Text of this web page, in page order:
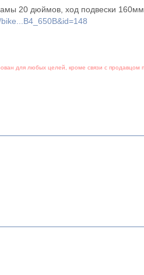
20 дюймов, ход подвески 160мм.